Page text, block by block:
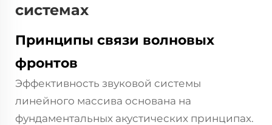
системах
Принципы связи волновых
фронтов
Эффективность звуковой системы
линейного массива основана на
фундаментальных акустических принципах.